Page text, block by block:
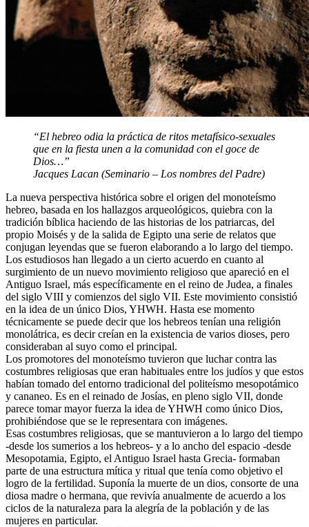
“El hebreo odia la práctica de ritos metafísico-sexuales
que en la fiesta unen a la comunidad con el goce de
Dios…”
Jacques Lacan (Seminario – Los nombres del Padre)
La nueva perspectiva histórica sobre el origen del monoteísmo
hebreo, basada en los hallazgos arqueológicos, quiebra con la
tradición bíblica haciendo de las historias de los patriarcas, del
propio Moisés y de la salida de Egipto una serie de relatos que
conjugan leyendas que se fueron elaborando a lo largo del tiempo.
Los estudiosos han llegado a un cierto acuerdo en cuanto al
surgimiento de un nuevo movimiento religioso que apareció en el
Antiguo Israel, más específicamente en el reino de Judea, a finales
del siglo VIII y comienzos del siglo VII. Este movimiento consistió
en la idea de un único Dios, YHWH. Hasta ese momento
técnicamente se puede decir que los hebreos tenían una religión
monolátrica, es decir creían en la existencia de varios dioses, pero
consideraban al suyo como el principal.
Los promotores del monoteísmo tuvieron que luchar contra las
costumbres religiosas que eran habituales entre los judíos y que estos
habían tomado del entorno tradicional del politeísmo mesopotámico
y cananeo. Es en el reinado de Josías, en pleno siglo VII, donde
parece tomar mayor fuerza la idea de YHWH como único Dios,
prohibiéndose que se le representara con imágenes.
Esas costumbres religiosas, que se mantuvieron a lo largo del tiempo
-desde los sumerios a los hebreos- y a lo ancho del espacio -desde
Mesopotamia, Egipto, el Antiguo Israel hasta Grecia- formaban
parte de una estructura mítica y ritual que tenía como objetivo el
logro de la fertilidad. Suponía la muerte de un dios, consorte de una
diosa madre o hermana, que revivía anualmente de acuerdo a los
ciclos de la naturaleza para la alegría de la población y de las
mujeres en particular.